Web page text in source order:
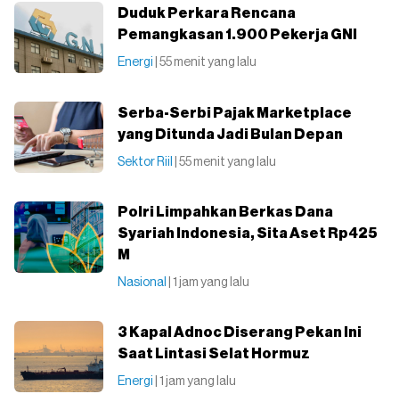
Duduk Perkara Rencana
Pemangkasan 1.900 Pekerja GNI
Energi | 55 menit yang lalu
Serba-Serbi Pajak Marketplace
yang Ditunda Jadi Bulan Depan
Sektor Riil | 55 menit yang lalu
Polri Limpahkan Berkas Dana
Syariah Indonesia, Sita Aset Rp425
M
Nasional | 1 jam yang lalu
3 Kapal Adnoc Diserang Pekan Ini
Saat Lintasi Selat Hormuz
Energi | 1 jam yang lalu